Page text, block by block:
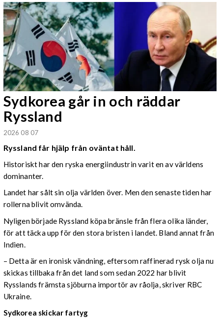
Sydkorea går in och räddar
Ryssland
2026 08 07
Ryssland får hjälp från oväntat håll.
Historiskt har den ryska energiindustrin varit en av världens
dominanter.
Landet har sålt sin olja världen över. Men den senaste tiden har
rollerna blivit omvända.
Nyligen började Ryssland köpa bränsle från flera olika länder,
för att täcka upp för den stora bristen i landet. Bland annat från
Indien.
– Detta är en ironisk vändning, eftersom raffinerad rysk olja nu
skickas tillbaka från det land som sedan 2022 har blivit
Rysslands främsta sjöburna importör av råolja, skriver RBC
Ukraine.
Sydkorea skickar fartyg